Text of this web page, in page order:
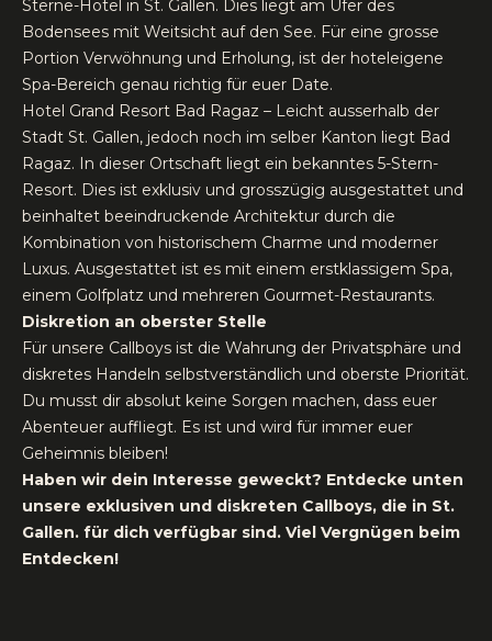
Sterne-Hotel in St. Gallen. Dies liegt am Ufer des
Bodensees mit Weitsicht auf den See. Für eine grosse
Portion Verwöhnung und Erholung, ist der hoteleigene
Spa-Bereich genau richtig für euer Date.
Hotel Grand Resort Bad Ragaz – Leicht ausserhalb der
Stadt St. Gallen, jedoch noch im selber Kanton liegt Bad
Ragaz. In dieser Ortschaft liegt ein bekanntes 5-Stern-
Resort. Dies ist exklusiv und grosszügig ausgestattet und
beinhaltet beeindruckende Architektur durch die
Kombination von historischem Charme und moderner
Luxus. Ausgestattet ist es mit einem erstklassigem Spa,
einem Golfplatz und mehreren Gourmet-Restaurants.
Diskretion an oberster Stelle
Für unsere Callboys ist die Wahrung der Privatsphäre und
diskretes Handeln selbstverständlich und oberste Priorität.
Du musst dir absolut keine Sorgen machen, dass euer
Abenteuer auffliegt. Es ist und wird für immer euer
Geheimnis bleiben!
Haben wir dein Interesse geweckt? Entdecke unten
unsere exklusiven und diskreten Callboys, die in St.
Gallen. für dich verfügbar sind. Viel Vergnügen beim
Entdecken!